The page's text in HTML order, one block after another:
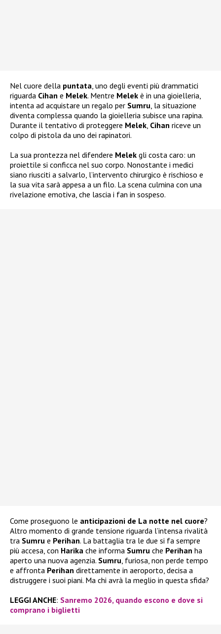
Nel cuore della puntata , uno degli eventi più drammatici
riguarda Cihan e Melek. Mentre Melek è in una gioielleria,
intenta ad acquistare un regalo per Sumru , la situazione
diventa complessa quando la gioielleria subisce una rapina.
Durante il tentativo di proteggere Melek Cihan riceve un
colpo di pistola da uno dei rapinatori.
La sua prontezza nel difendere Melek gli costa caro: un
proiettile si conficca nel suo corpo. Nonostante i medici
siano riusciti a salvarlo, l’intervento chirurgico è rischioso e
la sua vita sarà appesa a un filo. La scena culmina con una
rivelazione emotiva, che lascia i fan in sospeso.
Come proseguono le anticipazioni de La notte nel cuore?
Altro momento di grande tensione riguarda l’intensa rivalità
tra Sumru e Perihan. La battaglia tra le due si fa sempre
più accesa, con Harika che informa Sumru che Perihan ha
aperto una nuova agenzia. Sumru , furiosa, non perde tempo
e affronta Perihan direttamente in aeroporto, decisa a
distruggere i suoi piani. Ma chi avrà la meglio in questa sfida?
LEGGI ANCHE: Sanremo 2026, quando escono e dove si
comprano i biglietti